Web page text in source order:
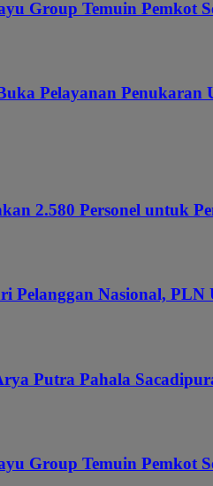
Group Temuin Pemkot
Pelayanan Penukaran
2.580 Personel untuk
Pelanggan Nasional, PLN
Putra Pahala
Group Temuin Pemkot